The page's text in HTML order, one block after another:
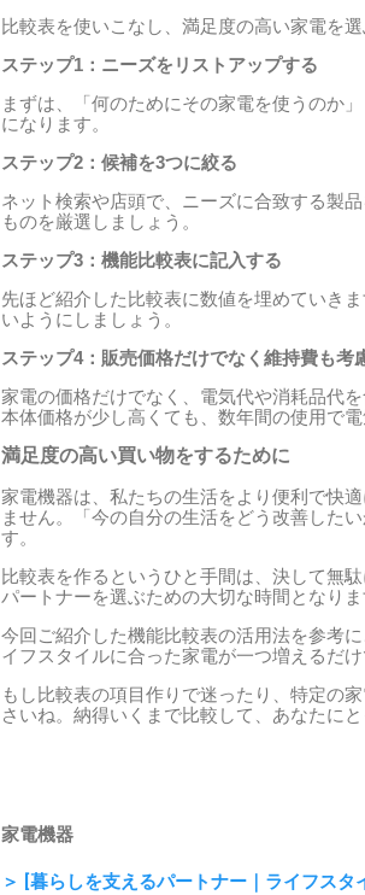
比較表を使いこなし、満足度の高い家電を
ステップ1：ニーズをリストアップする
まずは、「何のためにその家電を使うのか
になります。
ステップ2：候補を3つに絞る
ネット検索や店頭で、ニーズに合致する製
ものを厳選しましょう。
ステップ3：機能比較表に記入する
先ほど紹介した比較表に数値を埋めていき
いようにしましょう。
ステップ4：販売価格だけでなく維持費も考
家電の価格だけでなく、電気代や消耗品代
本体価格が少し高くても、数年間の使用で
満足度の高い買い物をするために
家電機器は、私たちの生活をより便利で快
ません。「今の自分の生活をどう改善した
す。
比較表を作るというひと手間は、決して無
パートナーを選ぶための大切な時間となりま
今回ご紹介した機能比較表の活用法を参考
イフスタイルに合った家電が一つ増えるだ
もし比較表の項目作りで迷ったり、特定の
さいね。納得いくまで比較して、あなたに
家電機器
＞ [暮らしを支えるパートナー｜ライフスタ